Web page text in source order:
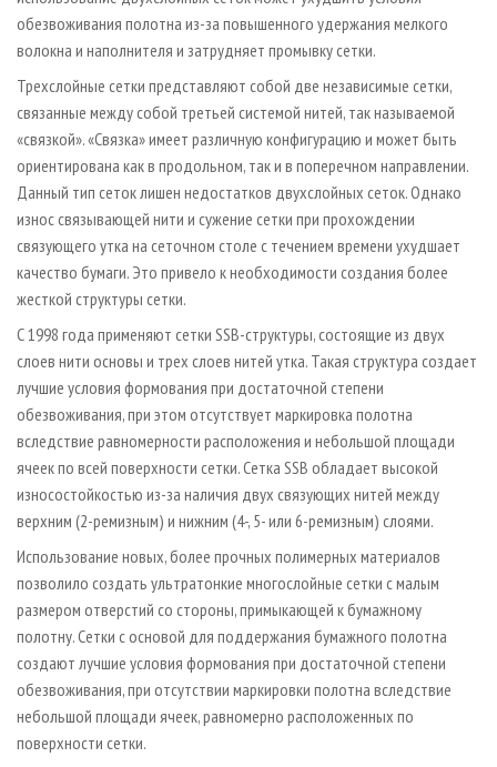
обезвоживания полотна из-за повышенного удержания мелкого
волокна и наполнителя и затрудняет промывку сетки.
Трехслойные сетки представляют собой две независимые сетки,
связанные между собой третьей системой нитей, так называемой
«связкой». «Связка» имеет различную конфигурацию и может быть
ориентирована как в продольном, так и в поперечном направлении.
Данный тип сеток лишен недостатков двухслойных сеток. Однако
износ связывающей нити и сужение сетки при прохождении
связующего утка на сеточном столе с течением времени ухудшает
качество бумаги. Это привело к необходимости создания более
жесткой структуры сетки.
С 1998 года применяют сетки SSB-структуры, состоящие из двух
слоев нити основы и трех слоев нитей утка. Такая структура создает
лучшие условия формования при достаточной степени
обезвоживания, при этом отсутствует маркировка полотна
вследствие равномерности расположения и небольшой площади
ячеек по всей поверхности сетки. Сетка SSB обладает высокой
износостойкостью из-за наличия двух связующих нитей между
верхним (2-ремизным) и нижним (4-, 5- или 6-ремизным) слоями.
Использование новых, более прочных полимерных материалов
позволило создать ультратонкие многослойные сетки с малым
размером отверстий со стороны, примыкающей к бумажному
полотну. Сетки с основой для поддержания бумажного полотна
создают лучшие условия формования при достаточной степени
обезвоживания, при отсутствии маркировки полотна вследствие
небольшой площади ячеек, равномерно расположенных по
поверхности сетки.